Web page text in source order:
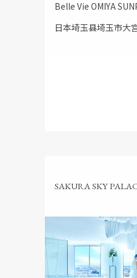
Belle Vie OMIYA
日本埼玉县埼玉市大
SAKURA SKY